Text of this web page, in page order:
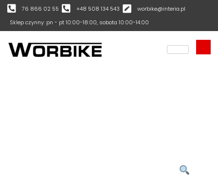
76 866 02 55 +48 508 134 543
worbike@interia.pl
Sklep czynny: pn - pt 10:00-18:00, sobota 10:00-14:00